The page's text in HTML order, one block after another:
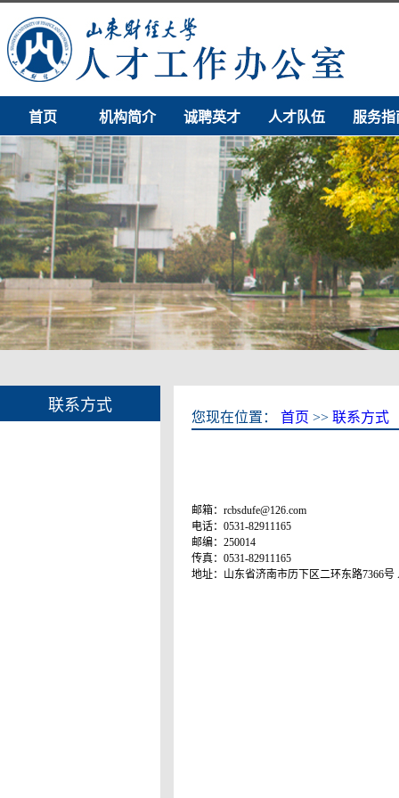
首页 机构简介 诚聘英才 人才队伍 服务指
联系方式
您现在位置： 首页 >> 联系方式
邮箱：rcbsdufe@126.com
电话：0531-82911165
邮编：250014
传真：0531-82911165
地址：山东省济南市历下区二环东路7366号